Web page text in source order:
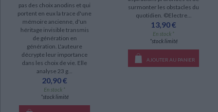
revue (1)
Apprendre l'astrologie (6)
Les couleurs du zodiaque (6)
Nostradamus, Centurie I décodée (5)
pas des choix anodins et qui
portent en eux la trace d'une
mémoire ancienne, d'un
héritage invisible transmis
de génération en
génération. L'auteure
décrypte leur importance
dans les choix de vie. Elle
analyse 23 g...
20,90 €
En stock *
*stock limité
surmonter les obstacles du
quotidien. ©Electre...
13,90 €
En stock *
*stock limité
AJOUTER AU PANIER